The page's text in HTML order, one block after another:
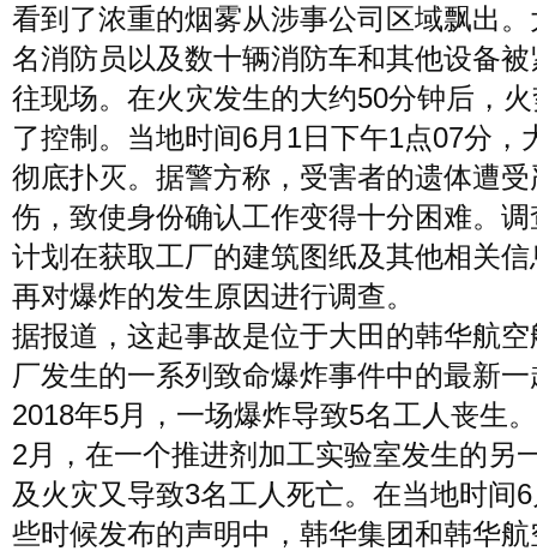
看到了浓重的烟雾从涉事公司区域飘出。
名消防员以及数十辆消防车和其他设备
往现场。在火灾发生的大约50分钟后，
了控制。当地时间6月1日下午1点07分，
彻底扑灭。据警方称，受害者的遗体遭
伤，致使身份确认工作变得十分困难。
计划在获取工厂的建筑图纸及其他相关
再对爆炸的发生原因进行调查。
据报道，这起事故是位于大田的韩华航
厂发生的一系列致命爆炸事件中的最新一
2018年5月，一场爆炸导致5名工人丧生
2月，在一个推进剂加工实验室发生的另
及火灾又导致3名工人死亡。在当地时间
些时候发布的声明中，韩华集团和韩华